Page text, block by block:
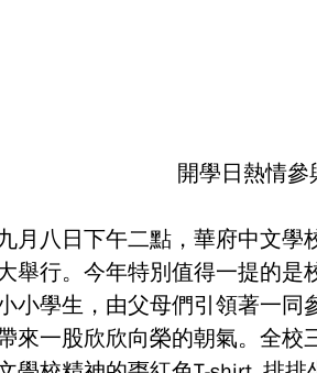
開學日熱情參
月八日下午二點，華府中文學
舉行。今年特別值得一提的是
小學生，由父母們引領著一同
來一股欣欣向榮的朝氣。全校